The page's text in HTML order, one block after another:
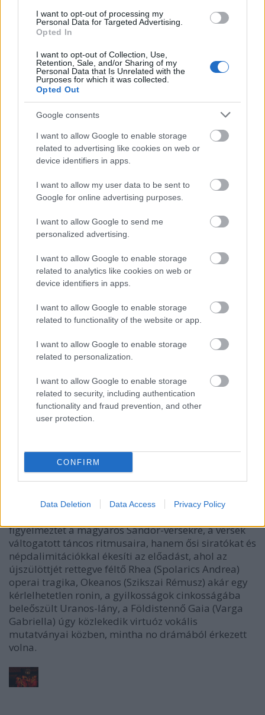
I want to opt-out of processing my
Personal Data for Targeted Advertising.
Opted In
I want to opt-out of Collection, Use,
Retention, Sale, and/or Sharing of my
Personal Data that Is Unrelated with the
Purposes for which it was collected.
Opted Out
Google consents
I want to allow Google to enable storage
related to advertising like cookies on web or
device identifiers in apps.
I want to allow my user data to be sent to
Google for online advertising purposes.
I want to allow Google to send me
personalized advertising.
I want to allow Google to enable storage
related to analytics like cookies on web or
device identifiers in apps.
I want to allow Google to enable storage
related to functionality of the website or app.
I want to allow Google to enable storage
related to personalization.
I want to allow Google to enable storage
related to security, including authentication
functionality and fraud prevention, and other
user protection.
CONFIRM
Data Deletion Data Access Privacy Policy
megtervezője, Sáry László, a zeneszerző, az
ütőhangszereken közreműködő Mogyoró Kornél,
Gavodi Zoltán éneke, Szőllősi András, a versek
ritmusát megjelenítő, drámai cselekvéssel működő
mozgássorok koreográfusa, Lendvay Károly, a
fények tervező kivitelezője, Kolontáry Éva maszkjai és
a kivételes fizikai és lelki terheket összpontosítással
végző játszók színházi életünkben szokatlan egy
irányba haladó tehetséggel hozták létre a kivételes,
művészi eredményt.
Balázs korábbi rendezéseiben Ionescót lovári
dialektusban játszatta, Ghelderode-ét magyarul,
latinul és ugyancsak lováriban. Weörest ritmizálva,
hangzókra fölbontva, időnként visszafelé mondottan
recitáltatja. A szövegeknek elsősorban nem mesélő,
bölcseleti, hanem ritmikai, zenei és érzelmeket
közvetítését használja. A Kar ritmust vált. Táncos
szerinti oratóriumi kórus felel a dráma
antagonistáinak, hanem éneklő, táncoló, deklamáló
Korántsem önkényes a rendező eljárása. Óvodáskor
óta közhasznúak Weöres nyelvi játékai, az "értelem"
határain túllépő nyelvi szétbontásai. Az
álomszerűségre törekedő, nyárspolgárilag
"érthetetlen" költői értelmesség. Weöres leletért a
köznapok szókapcsolatairól. Nem befogadó-
megközelítő varázsszövegek, rontást elűző
mondókák megidézéséért. (Balázs Zoltán is beleesik
a Weöres-rendezések ismétlődő csapdájába. Nincs
gyönyörködtető, előadásban tehertételként fékező
figyelmeztet a magyaros Sándor-versekre, a versek
váltogatott táncos ritmusaira, hanem ősi siratókat és
népdalimitációkkal ékesíti az előadást, ahol az
újszülöttjét rettegve féltő Rhea (Spolarics Andrea)
operai tragika, Okeanos (Szikszai Rémusz) akár egy
kérlelhetetlen ronin, a gyilkosságok cinkosságába
beleőszült Uranos-lány, a Földistennő Gaia (Varga
Gabriella) úgy közlekedik virtuóz vokális
mutatványai közben, mintha no drámából érkezett
volna.